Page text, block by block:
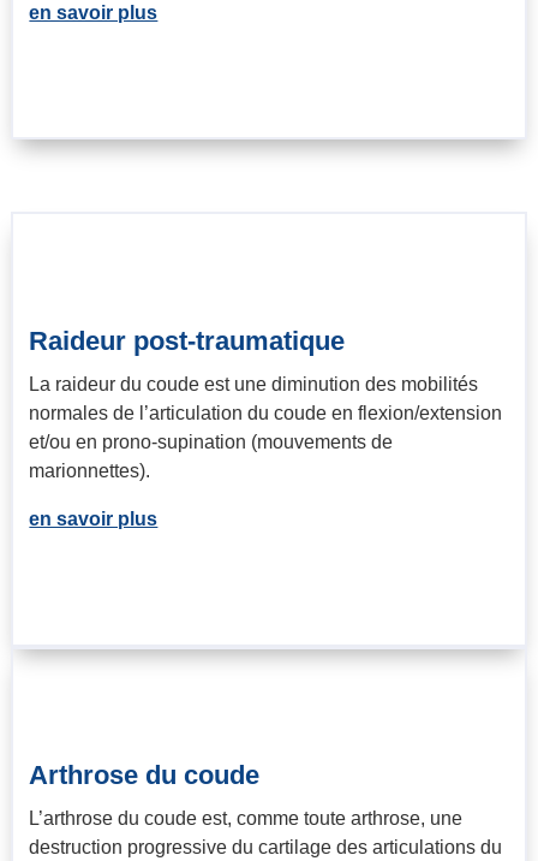
en savoir plus
Raideur post-traumatique
La raideur du coude est une diminution des mobilités
normales de l’articulation du coude en flexion/extension
et/ou en prono-supination (mouvements de
marionnettes).
en savoir plus
Arthrose du coude
L’arthrose du coude est, comme toute arthrose, une
destruction progressive du cartilage des articulations du